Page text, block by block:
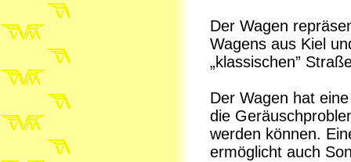
Der Wagen
Wagens aus Kiel
„klassischen”
Der Wagen hat
die
werden können.
ermöglicht auch